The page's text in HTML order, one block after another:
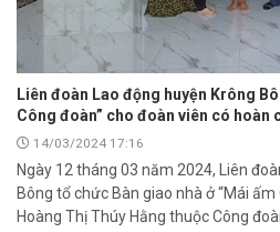
Liên đoàn Lao động huyện Krông
Công đoàn” cho đoàn viên có hoàn
14/03/2024 17:16
Ngày 12 tháng 03 năm 2024, Liên
Bông tổ chức Bàn giao nhà ở “Mái
Hoàng Thị Thúy Hằng thuộc Công